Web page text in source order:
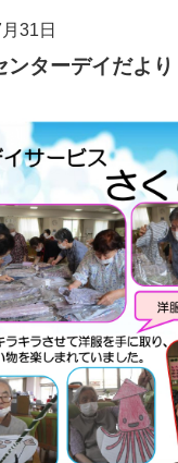
31日
ンターデイだよ